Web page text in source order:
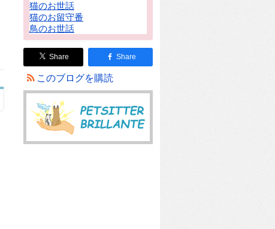
猫のお世話
猫のお留守番
鳥のお世話
Share Share
このブログを購読